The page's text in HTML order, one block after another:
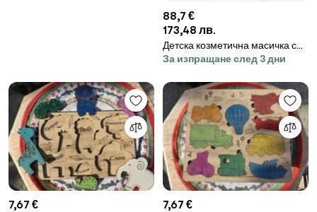
88,7 €
173,48 лв.
Детска козметична масичка с
аксесоари за малки красавици
За изпращане след 3 дни
7,67 € 7,67 €